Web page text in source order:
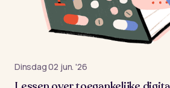
dinsdag 02 jun. '26